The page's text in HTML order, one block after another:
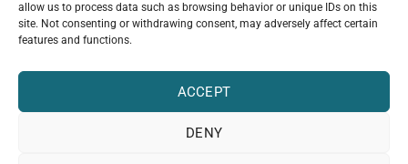
allow us to process data such as browsing behavior or unique IDs on this
site. Not consenting or withdrawing consent, may adversely affect certain
features and functions.
ACCEPT
DENY
Meld je aan